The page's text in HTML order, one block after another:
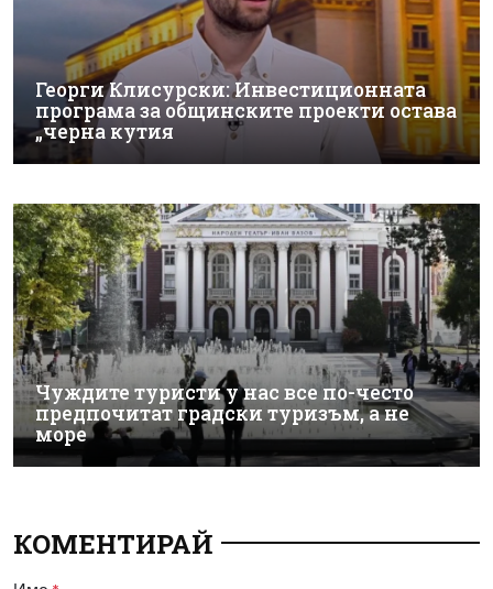
Георги Клисурски: Инвестиционната
програма за общинските проекти остава
„черна кутия
Чуждите туристи у нас все по-често
предпочитат градски туризъм, а не
море
КОМЕНТИРАЙ